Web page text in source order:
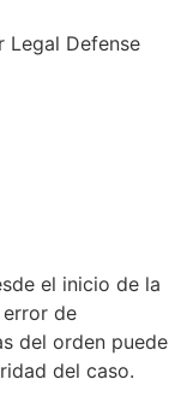
el inicio de la
de
del orden puede
del caso.